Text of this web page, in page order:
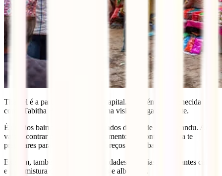
Thamel é a parte mais antiga da capital. Também era conhecida
como Tabitha Bahal, e merece uma visita obrigatoriamente.
É um dos bairros mais movimentados da cidade de Catmandu. Aqui
vais encontrar de tudo, até equipamento de montanha para te
preparares para as caminhada, a preços muito baixos.
Existem, também, lojas de antiguidades, livrarias, restaurantes cafés
e uma mistura de diferentes hotéis e albergues.